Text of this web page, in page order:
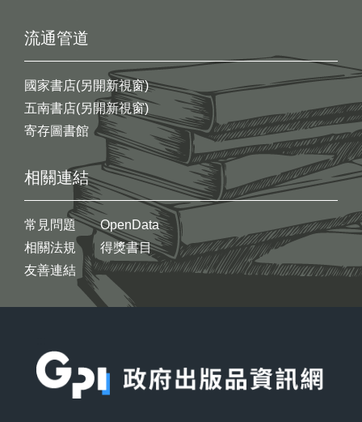
流通管道
國家書店(另開新視窗)
五南書店(另開新視窗)
寄存圖書館
相關連結
常見問題
相關法規
友善連結
OpenData
得獎書目